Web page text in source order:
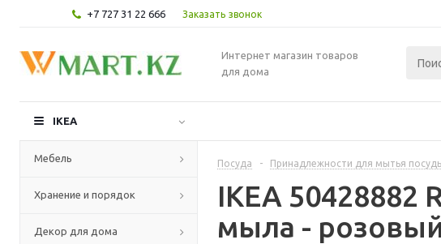
+7 727 31 22 666 Заказать звонок
Интернет магазин товаров
для дома
IKEA
Мебель
Хранение и порядок
Декор для дома
Посуда - Принадлежности для мытья
IKEA
мыла -